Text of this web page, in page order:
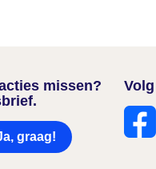
missen?
graag!